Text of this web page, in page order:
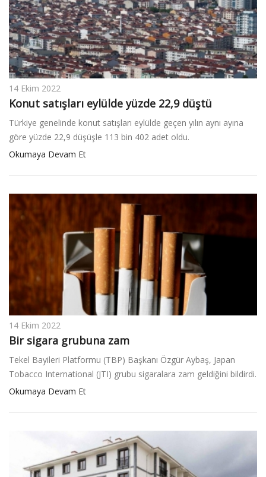
14 Ekim 2022
Konut satışları eylülde yüzde 22,9 düştü
Türkiye genelinde konut satışları eylülde geçen yılın aynı ayına
göre yüzde 22,9 düşüşle 113 bin 402 adet oldu.
Okumaya Devam Et
14 Ekim 2022
Bir sigara grubuna zam
Tekel Bayileri Platformu (TBP) Başkanı Özgür Aybaş, Japan
Tobacco International (JTI) grubu sigaralara zam geldiğini bildirdi.
Okumaya Devam Et